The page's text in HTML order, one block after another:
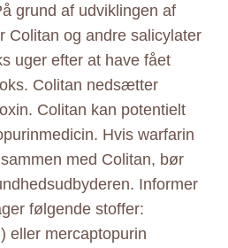
grund af udviklingen af
Colitan og andre salicylater
uger efter at have fået
Colitan nedsætter
Colitan kan potentielt
Hvis warfarin
med Colitan, bør
Informer
følgende stoffer:
eller mercaptopurin